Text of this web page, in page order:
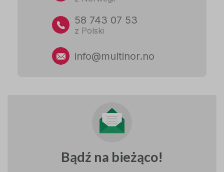
58 743 07 53
z Polski
info@multinor.no
Bądź na bieżąco!